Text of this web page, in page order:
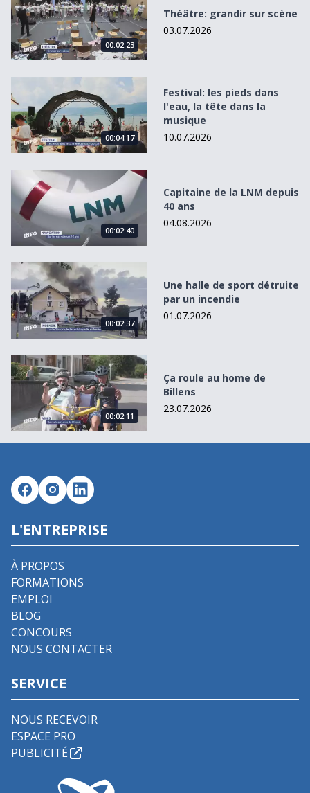
00:02:23
Théâtre: grandir sur scène
03.07.2026
Festival: les pieds dans l&#039;eau, la tête dans la
00:04:17
Festival: les pieds dans
l'eau, la tête dans la
musique
10.07.2026
Capitaine de la LNM depuis 40 ans
00:02:40
Capitaine de la LNM depuis
40 ans
04.08.2026
Une halle de sport détruite par un incendie
00:02:37
Une halle de sport détruite
par un incendie
01.07.2026
Ça roule au home de Billens
00:02:11
Ça roule au home de
Billens
23.07.2026
L'ENTREPRISE
À PROPOS
FORMATIONS
EMPLOI
BLOG
CONCOURS
NOUS CONTACTER
SERVICE
NOUS RECEVOIR
ESPACE PRO
PUBLICITÉ